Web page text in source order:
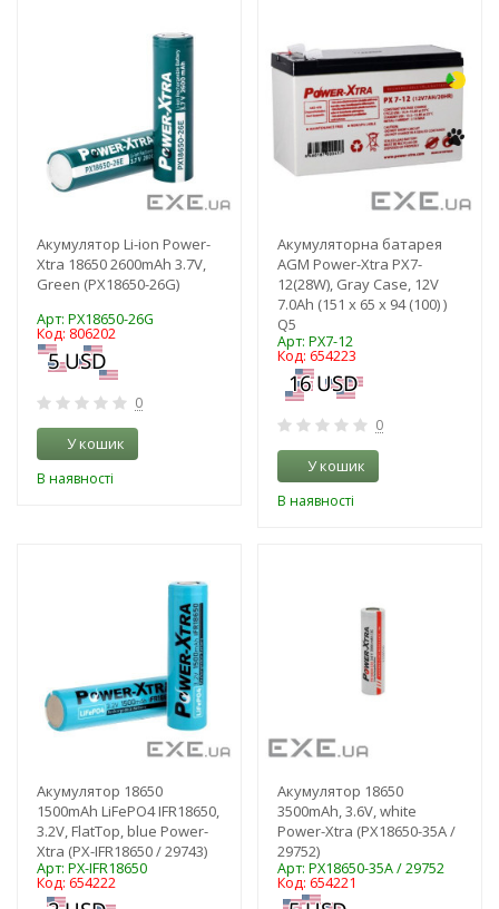
Акумулятор Li-ion Power-
Xtra 18650 2600mAh 3.7V,
Green (PX18650-26G)
Арт: PX18650-26G
Код: 806202
0
У кошик
В наявності
Акумуляторна батарея
AGM Power-Xtra PX7-
12(28W), Gray Case, 12V
7.0Ah (151 х 65 х 94 (100) )
Q5
Арт: PX7-12
Код: 654223
0
У кошик
В наявності
Акумулятор 18650
1500mAh LiFePO4 IFR18650,
3.2V, FlatTop, blue Power-
Xtra (PX-IFR18650 / 29743)
Арт: PX-IFR18650
Код: 654222
Акумулятор 18650
3500mAh, 3.6V, white
Power-Xtra (PX18650-35A /
29752)
Арт: PX18650-35A / 29752
Код: 654221